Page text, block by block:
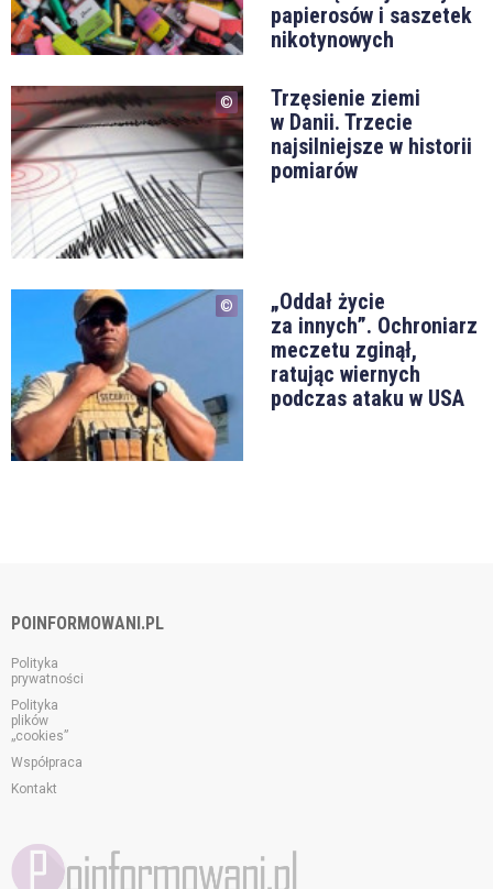
papierosów i saszetek
nikotynowych
Trzęsienie ziemi
w Danii. Trzecie
najsilniejsze w historii
pomiarów
„Oddał życie
za innych”. Ochroniarz
meczetu zginął,
ratując wiernych
podczas ataku w USA
POINFORMOWANI.PL
Polityka
prywatności
Polityka
plików
„cookies”
Współpraca
Kontakt